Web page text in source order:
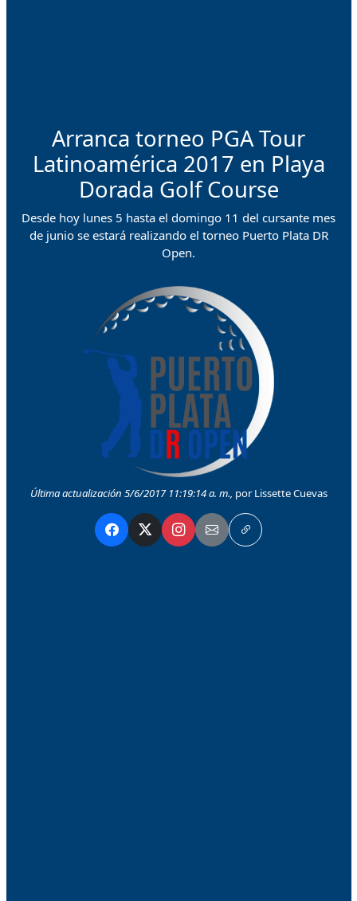
Arranca torneo PGA Tour
Latinoamérica 2017 en Playa
Dorada Golf Course
Desde hoy lunes 5 hasta el domingo 11 del cursante mes
de junio se estará realizando el torneo Puerto Plata DR
Open.
Última actualización 5/6/2017 11:19:14 a. m., por Lissette Cuevas